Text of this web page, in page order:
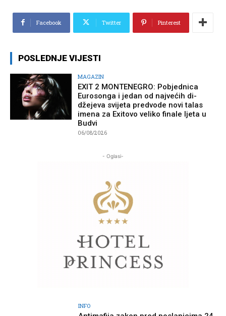
Facebook Twitter Pinterest
POSLEDNJE VIJESTI
MAGAZIN
EXIT 2 MONTENEGRO: Pobjednica
Eurosonga i jedan od najvećih di-
džejeva svijeta predvode novi talas
imena za Exitovo veliko finale ljeta u
Budvi
06/08/2026
- Oglasi-
INFO